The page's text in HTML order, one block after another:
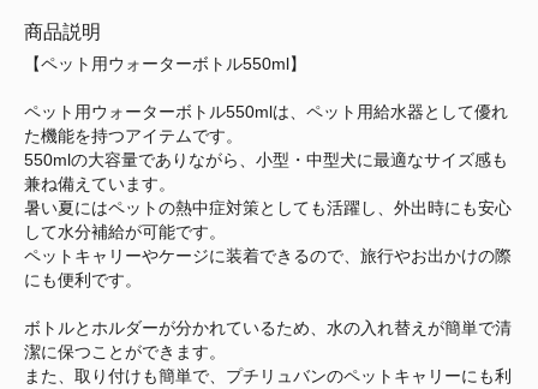
商品説明
【ペット用ウォーターボトル550ml】
ペット用ウォーターボトル550mlは、ペット用給水器として優れ
た機能を持つアイテムです。
550mlの大容量でありながら、小型・中型犬に最適なサイズ感も
兼ね備えています。
暑い夏にはペットの熱中症対策としても活躍し、外出時にも安心
して水分補給が可能です。
ペットキャリーやケージに装着できるので、旅行やお出かけの際
にも便利です。
ボトルとホルダーが分かれているため、水の入れ替えが簡単で清
潔に保つことができます。
また、取り付けも簡単で、プチリュバンのペットキャリーにも利